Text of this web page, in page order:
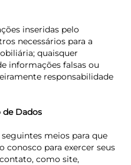
inseridas pelo
necessários para a
quaisquer
informações falsas ou
responsabilidade
de Dados
meios para que
conosco para exercer seus
como site,